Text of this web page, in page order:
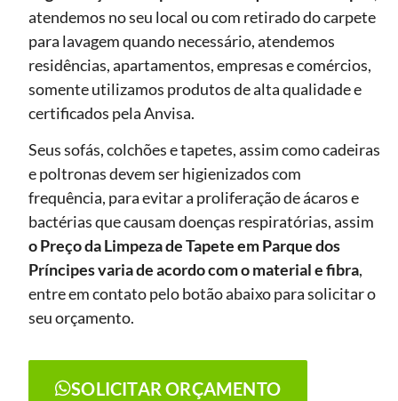
atendemos no seu local ou com retirado do carpete
para lavagem quando necessário, atendemos
residências, apartamentos, empresas e comércios,
somente utilizamos produtos de alta qualidade e
certificados pela Anvisa.
Seus sofás, colchões e tapetes, assim como cadeiras
e poltronas devem ser higienizados com
frequência, para evitar a proliferação de ácaros e
bactérias que causam doenças respiratórias, assim
o Preço da Limpeza de Tapeteem Parque dos
Príncipesvaria de acordo com o material e fibra,
entre em contato pelo botão abaixo para solicitar o
seu orçamento.
SOLICITAR ORÇAMENTO